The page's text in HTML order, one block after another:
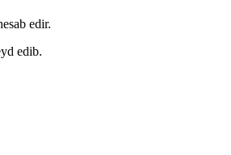
edir.
edib.